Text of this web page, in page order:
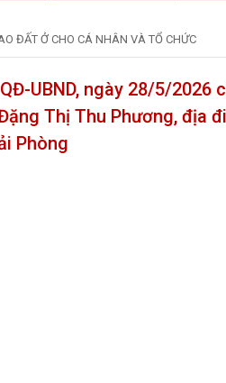
ĐẤT Ở CHO CÁ NHÂN VÀ TỔ CHỨC
UBND, ngày 28/5/
Thị Thu Phương, địa
Phòng